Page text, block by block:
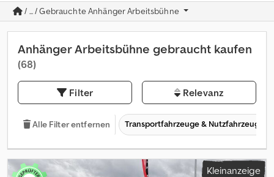
/ ... / Gebrauchte Anhänger Arbeitsbühne
Anhänger Arbeitsbühne gebraucht kaufen
(68)
Filter Relevanz
Alle Filter entfernen Transportfahrzeuge & Nutzfahrzeuge
Kleinanzeige